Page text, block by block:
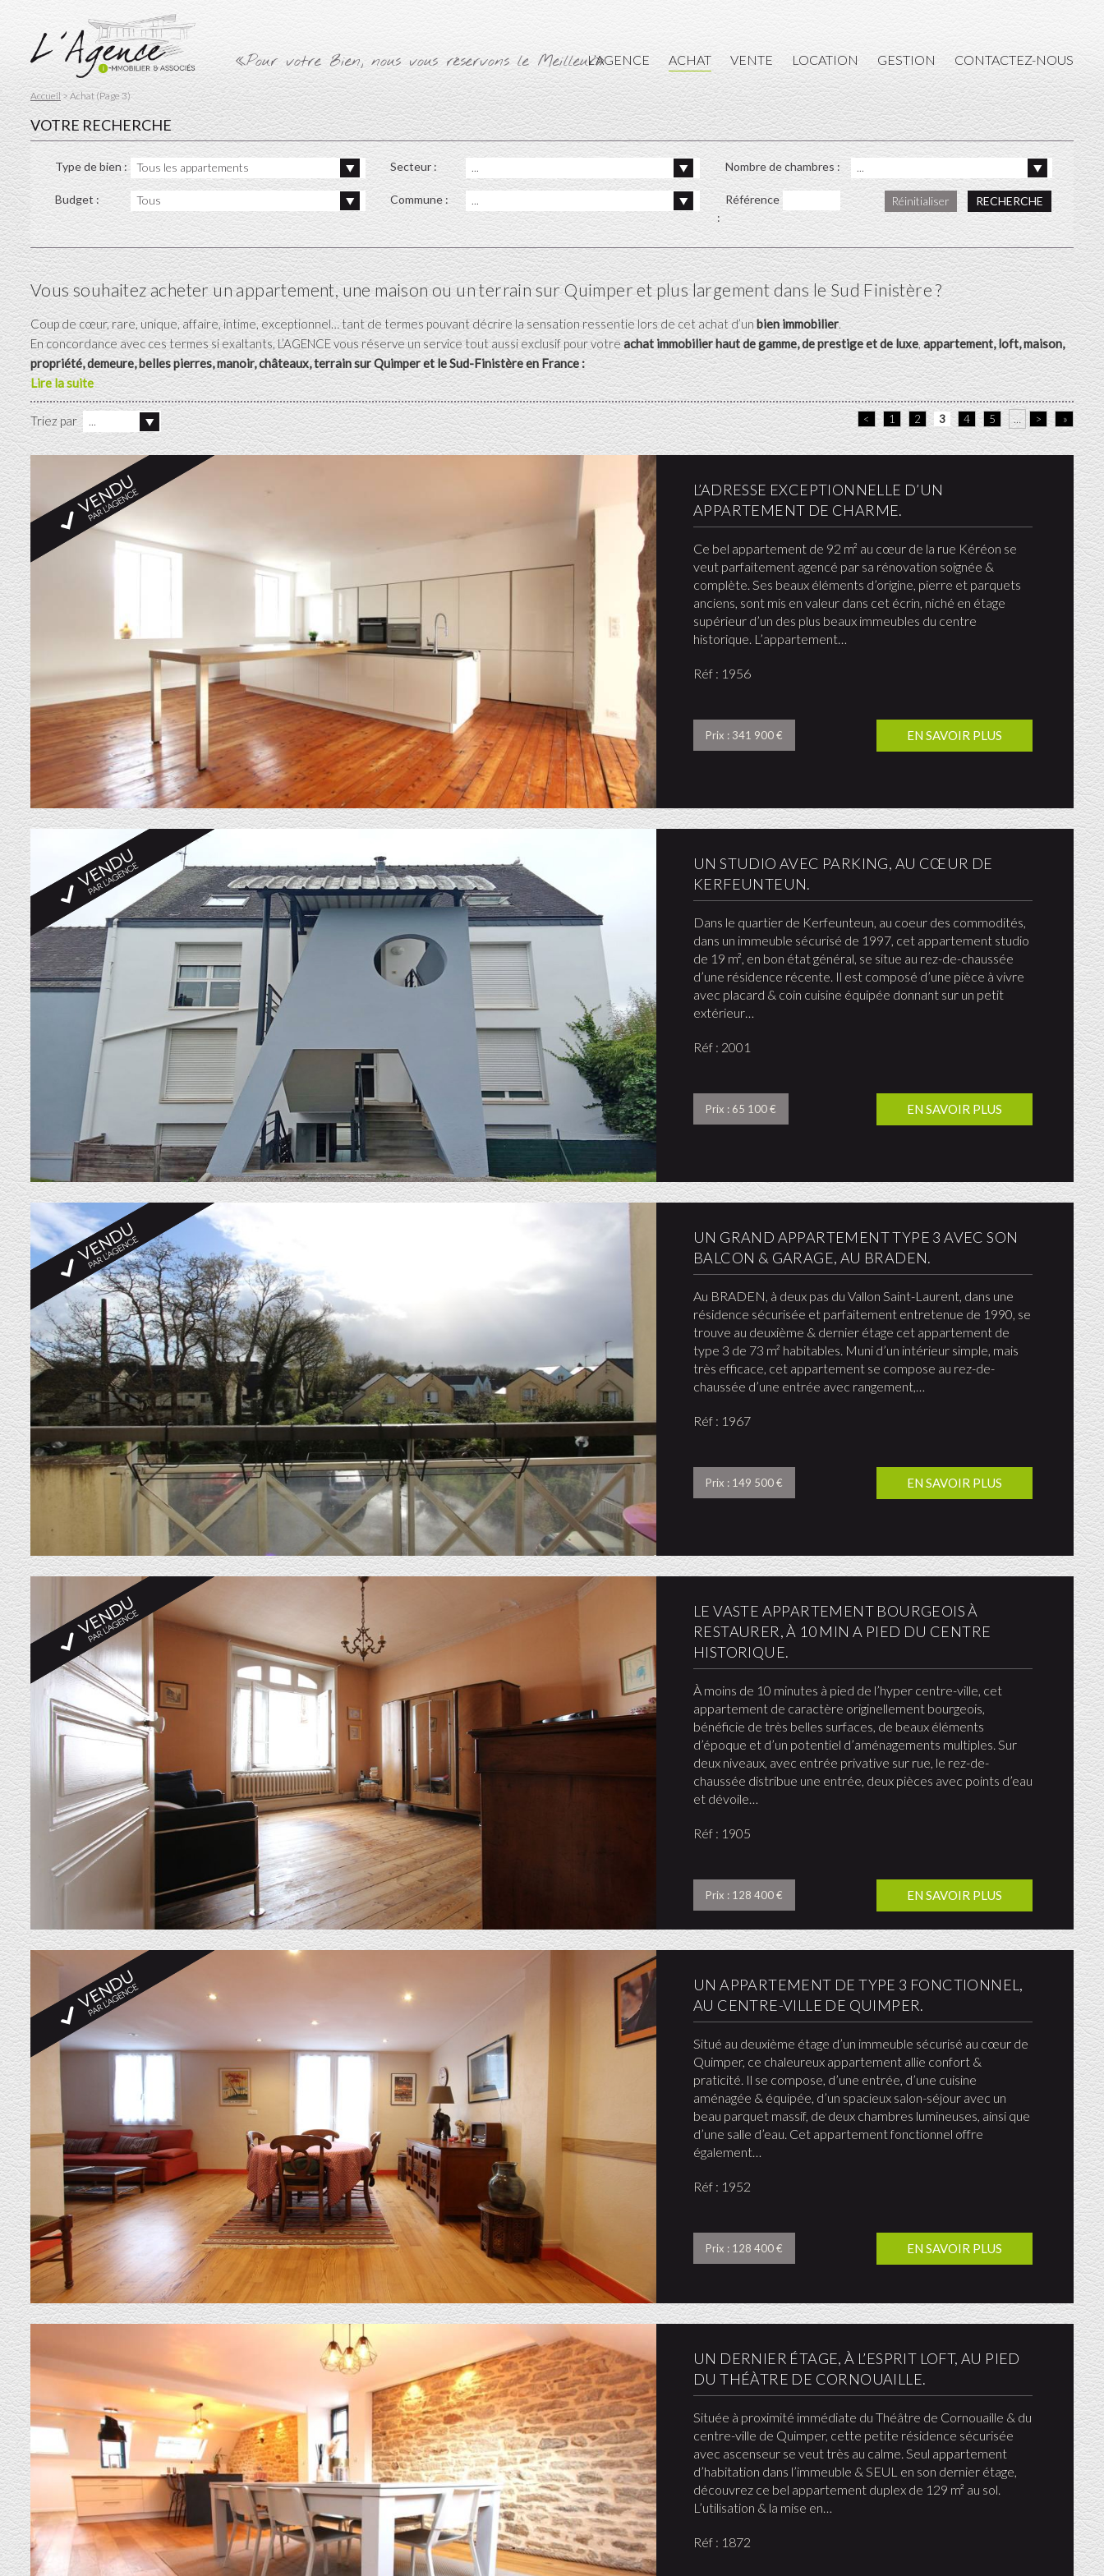
«Pour votre Bien, nous vous réservons le Meilleur»L’AGENCE ACHAT VENTE LOCATION GESTION CONTACTEZ-NOUS
Accueil> Achat (Page 3)
VOTRE RECHERCHE
Type de bien : Tous les appartements Secteur : ... Nombre de chambres : ...
Budget : Tous Commune : ...
Référence
:
Réinitialiser
Vous souhaitez acheter un appartement, une maison ou un terrain sur Quimper et plus largement dans le Sud Finistère ?
Coup de cœur, rare, unique, affaire, intime, exceptionnel… tant de termes pouvant décrire la sensation ressentie lors de cet achat d’unbien immobilier.
En concordance avec ces termes si exaltants, L’AGENCE vous réserve un service tout aussi exclusif pour votreachat immobilier haut de gamme, de prestige et de luxe, appartement, loft, maison,
propriété, demeure, belles pierres, manoir, châteaux, terrain sur Quimperet le Sud-Finistère en France :
Lire la suite
Triez par ... < 1 2 3 4 5 … > »
L’ADRESSE EXCEPTIONNELLE D’UN
APPARTEMENT DE CHARME.
Ce bel appartement de 92 m² au cœur de la rue Kéréon se
veut parfaitement agencé par sa rénovation soignée &
complète. Ses beaux éléments d’origine, pierre et parquets
anciens, sont mis en valeur dans cet écrin, niché en étage
supérieur d’un des plus beaux immeubles du centre
historique. L’appartement…
Réf : 1956
Prix : 341 900 € EN SAVOIR PLUS
UN STUDIO AVEC PARKING, AU CŒUR DE
KERFEUNTEUN.
Dans le quartier de Kerfeunteun, au coeur des commodités,
dans un immeuble sécurisé de 1997, cet appartement studio
de 19 m², en bon état général, se situe au rez-de-chaussée
d’une résidence récente. Il est composé d’une pièce à vivre
avec placard & coin cuisine équipée donnant sur un petit
extérieur…
Réf : 2001
Prix : 65 100 € EN SAVOIR PLUS
UN GRAND APPARTEMENT TYPE 3 AVEC SON
BALCON & GARAGE, AU BRADEN.
Au BRADEN, à deux pas du Vallon Saint-Laurent, dans une
résidence sécurisée et parfaitement entretenue de 1990, se
trouve au deuxième & dernier étage cet appartement de
type 3 de 73 m² habitables. Muni d’un intérieur simple, mais
très efficace, cet appartement se compose au rez-de-
chaussée d’une entrée avec rangement,…
Réf : 1967
Prix : 149 500 € EN SAVOIR PLUS
LE VASTE APPARTEMENT BOURGEOIS À
RESTAURER, À 10 MIN A PIED DU CENTRE
HISTORIQUE.
À moins de 10 minutes à pied de l’hyper centre-ville, cet
appartement de caractère originellement bourgeois,
bénéficie de très belles surfaces, de beaux éléments
d’époque et d’un potentiel d’aménagements multiples. Sur
deux niveaux, avec entrée privative sur rue, le rez-de-
chaussée distribue une entrée, deux pièces avec points d’eau
et dévoile…
Réf : 1905
Prix : 128 400 € EN SAVOIR PLUS
UN APPARTEMENT DE TYPE 3 FONCTIONNEL,
AU CENTRE-VILLE DE QUIMPER.
Situé au deuxième étage d’un immeuble sécurisé au cœur de
Quimper, ce chaleureux appartement allie confort &
praticité. Il se compose, d’une entrée, d’une cuisine
aménagée & équipée, d’un spacieux salon-séjour avec un
beau parquet massif, de deux chambres lumineuses, ainsi que
d’une salle d’eau. Cet appartement fonctionnel offre
également…
Réf : 1952
Prix : 128 400 € EN SAVOIR PLUS
UN DERNIER ÉTAGE, À L’ESPRIT LOFT, AU PIED
DU THÉÀTRE DE CORNOUAILLE.
Située à proximité immédiate du Théâtre de Cornouaille & du
centre-ville de Quimper, cette petite résidence sécurisée
avec ascenseur se veut très au calme. Seul appartement
d’habitation dans l’immeuble & SEUL en son dernier étage,
découvrez ce bel appartement duplex de 129 m² au sol.
L’utilisation & la mise en…
Réf : 1872
ACHAT
VENTE
LOCATION
GESTION
CONTACTEZ-NOUS